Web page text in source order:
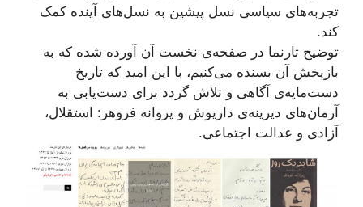
تجربه‌های سیاسی نسل پیشین به نسل‌های آینده کمک
کند.
توضیح تارنما در صفحه‌ی نخست آن آورده شده که به
بازپخش آن بسنده می‌کنیم، با این امید که تاریخ
دست‌مایه‌ی آگاهی و تلاش گردد برای دست‌یابی به
آرمان‌های دیرینه‌ی داریوش و پروانه فروهر: استقلال،
آزادی و عدالت اجتماعی.